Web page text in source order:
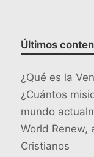
Últimos
¿Qué es la
¿Cuántos
mundo
World Renew,
Cristianos